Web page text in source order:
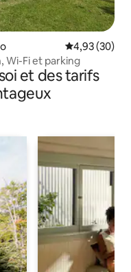
Évaluation
4,93 (30)
Wi-Fi et parking
et des tarifs